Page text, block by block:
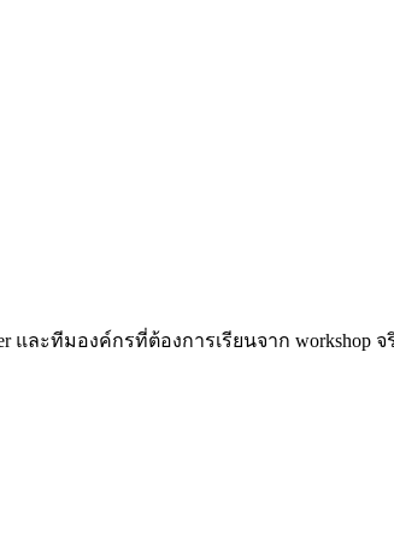
และทีมองค์กรที่ต้องการเรียนจาก workshop จ